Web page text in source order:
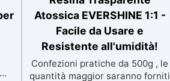
Atossica EVERSHINE 1:1 -
Facile da Usare e
Resistente all'umidità!
Confezioni pratiche da 500g , le
quantità maggior saranno forniti